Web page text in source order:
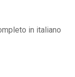
in italiano